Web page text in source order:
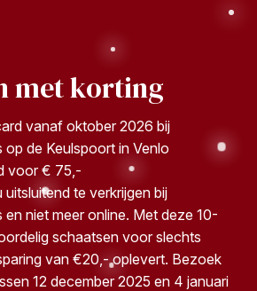
met korting
vanaf oktober 2026 bij
de Keulspoort in Venlo
voor € 75,-
te verkrijgen bij
niet meer online. Met deze 10-
schaatsen voor slechts
van €20,- oplevert. Bezoek
12 december 2025 en 4 januari